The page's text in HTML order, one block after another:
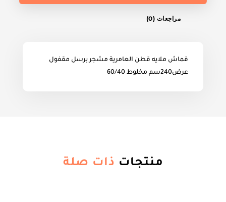
مراجعات (0)
قماش ملايه قطن العامرية مشجر برسل مقفول
عرض240سم مخلوط 60/40
منتجات ذات صلة